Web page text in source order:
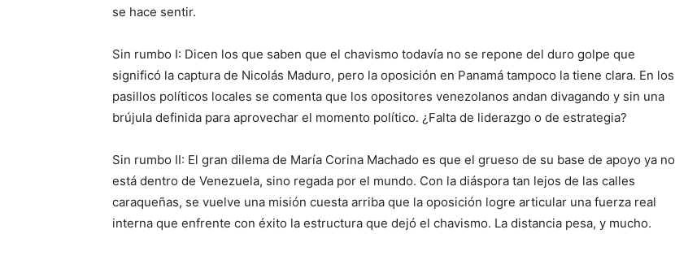
se hace sentir.
Sin rumbo I: Dicen los que saben que el chavismo todavía no se repone del duro golpe que
significó la captura de Nicolás Maduro, pero la oposición en Panamá tampoco la tiene clara. En los
pasillos políticos locales se comenta que los opositores venezolanos andan divagando y sin una
brújula definida para aprovechar el momento político. ¿Falta de liderazgo o de estrategia?
Sin rumbo II: El gran dilema de María Corina Machado es que el grueso de su base de apoyo ya no
está dentro de Venezuela, sino regada por el mundo. Con la diáspora tan lejos de las calles
caraqueñas, se vuelve una misión cuesta arriba que la oposición logre articular una fuerza real
interna que enfrente con éxito la estructura que dejó el chavismo. La distancia pesa, y mucho.